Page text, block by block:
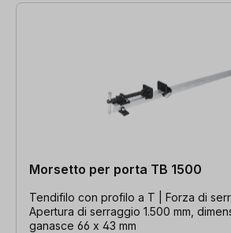
Morsetto per porta TB 1500
Tendifilo con profilo a T | Forza di
Apertura di serraggio 1.500 mm,
ganasce 66 x 43 mm